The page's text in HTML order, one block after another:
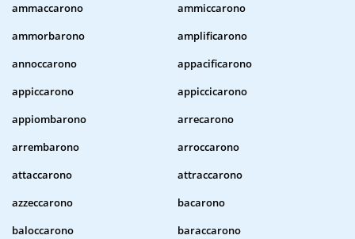
ammaccarono
ammiccarono
ammorbarono
amplificarono
annoccarono
appacificarono
appiccarono
appiccicarono
appiombarono
arrecarono
arrembarono
arroccarono
attaccarono
attraccarono
azzeccarono
bacarono
baloccarono
baraccarono